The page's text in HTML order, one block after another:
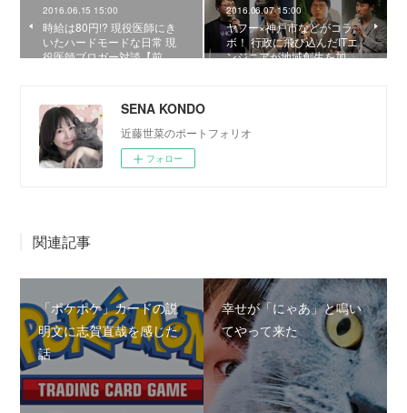
2016.06.15 15:00
時給は80円!? 現役医師にき
いたハードモードな日常 現
役医師ブロガー対談【前…
2016.06.07 15:00
ヤフー×神戸市などがコラ
ボ！ 行政に飛び込んだITエ
ンジニアが地域創生を加…
SENA KONDO
近藤世菜のポートフォリオ
フォロー
関連記事
「ポケポケ」カードの説
明文に志賀直哉を感じた
話
幸せが「にゃあ」と鳴い
てやって来た